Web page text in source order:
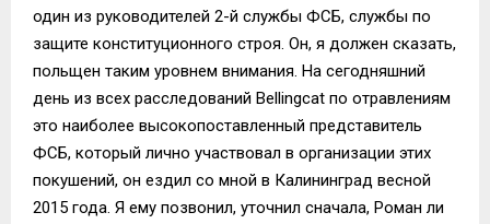
один из руководителей 2-й службы ФСБ, службы по
защите конституционного строя. Он, я должен сказать,
польщен таким уровнем внимания. На сегодняшний
день из всех расследований Bellingcat по отравлениям
это наиболее высокопоставленный представитель
ФСБ, который лично участвовал в организации этих
покушений, он ездил со мной в Калининград весной
2015 года. Я ему позвонил, уточнил сначала, Роман ли